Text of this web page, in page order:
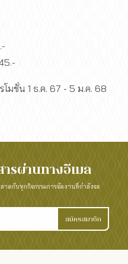
โมชั่น 1 ธ.ค. 67 - 5 ม.ค. 68
ารผ่านทางอีเมล
ดกับทุกกิจกรรมการจัดงานที่กำลังจะ
สมัครสมาชิก